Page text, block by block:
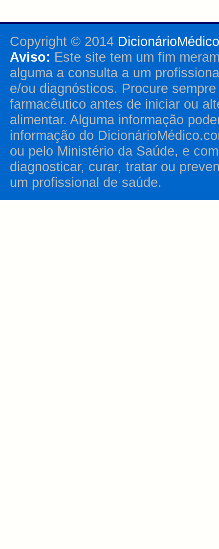
Copyright © 2014
Aviso: Este site tem um fim
alguma a consulta a um
e/ou diagnósticos. Procure
farmacêutico antes de iniciar ou
alimentar. Alguma informação
informação do
ou pelo Ministério da Saúde, e
diagnosticar, curar, tratar ou
um profissional de saúde.